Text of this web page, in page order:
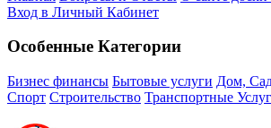
Вход в Личный Кабинет
Особенные Категории
Бизнес финансы Бытовые услуги Дом,
Спорт Строительство Транспортные